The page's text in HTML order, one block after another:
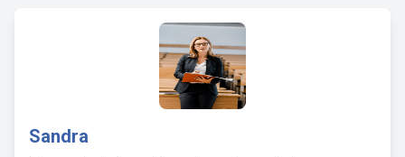
Sandra